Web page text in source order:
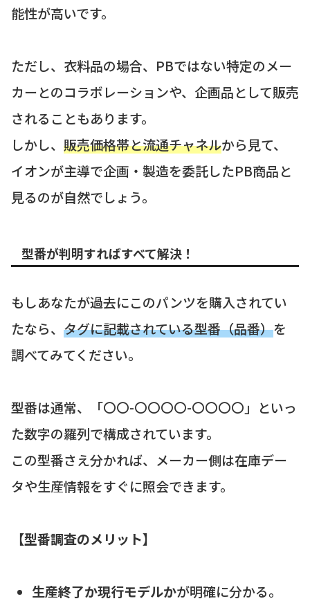
能性が高いです。
ただし、衣料品の場合、PBではない特定のメー
カーとのコラボレーションや、企画品として販売
されることもあります。
しかし、 販売価格帯と流通チャネルから見て、
イオンが主導で企画・製造を委託したPB商品と
見るのが自然でしょう。
型番が判明すればすべて解決！
もしあなたが過去にこのパンツを購入されてい
たなら、 タグに記載されている型番（品番）を
調べてみてください。
型番は通常、「〇〇-〇〇〇〇-〇〇〇〇」といっ
た数字の羅列で構成されています。
この型番さえ分かれば、メーカー側は在庫デー
タや生産情報をすぐに照会できます。
【型番調査のメリット】
生産終了か現行モデルかが明確に分かる。